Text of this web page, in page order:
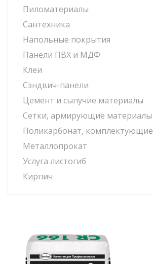
Пиломатериалы
Сантехника
Напольные покрытия
Панели ПВХ и МДФ
Клеи
Сэндвич-панели
Цемент и сыпучие материалы
Сетки, армирующие материалы
Поликарбонат, комплектующие
Металлопрокат
Услуга листогиб
Кирпич